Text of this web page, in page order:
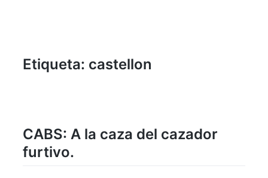
Etiqueta: castellon
CABS: A la caza del cazador
furtivo.